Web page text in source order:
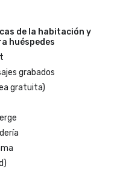
de la habitación y
huéspedes
grabados
gratuita)